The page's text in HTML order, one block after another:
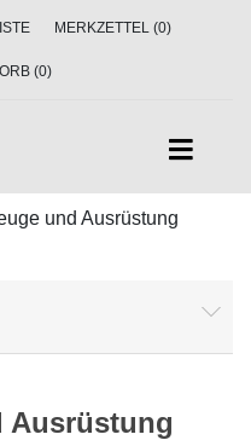
MERKZETTEL (0)
(0)
und Ausrüstung
Ausrüstung